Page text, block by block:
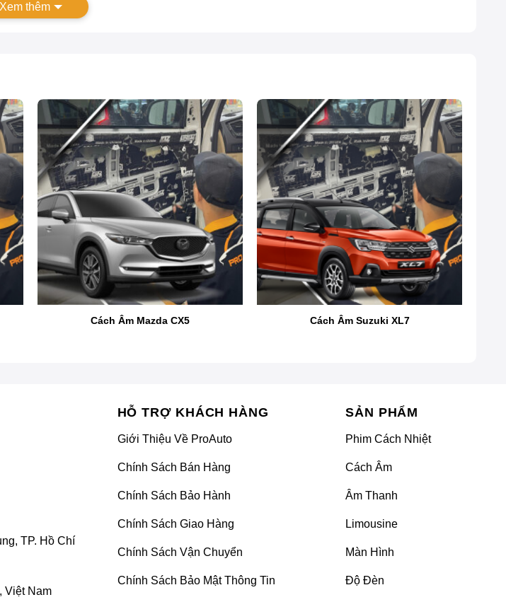
ồn xe Mitsubishi Xpander tốt nhất
không?
liệu tiêu âm sẽ giúp hạn chế tạp âm và ngăn chặn hiện tượng ù, mang lại không gian
Xem thêm
Cách Âm Mazda CX5 Cách Âm Suzuki XL7
TP. Hồ Chí
Việt Nam
HỖ TRỢ KHÁCH HÀNG
Giới Thiệu Về ProAuto
Chính Sách Bán Hàng
Chính Sách Bảo Hành
Chính Sách Giao Hàng
Chính Sách Vận Chuyển
Chính Sách Bảo Mật Thông Tin
SẢN PHẨM
Phim Cách Nhiệt
Cách Âm
Âm Thanh
Limousine
Màn Hình
Độ Đèn